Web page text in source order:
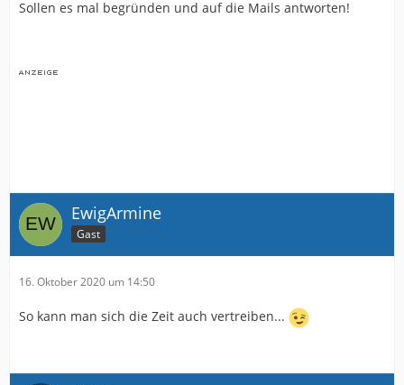
Sollen es mal begründen und auf die Mails antworten!
EwigArmine
Gast
16. Oktober 2020 um 14:50
So kann man sich die Zeit auch vertreiben...